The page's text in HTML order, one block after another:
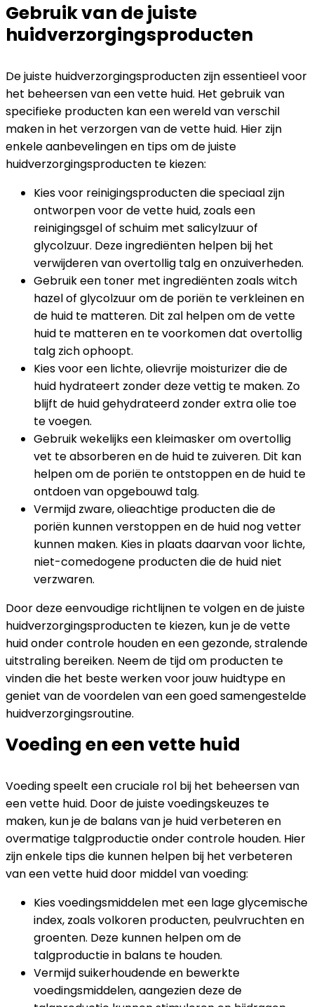
Gebruik van de juiste
huidverzorgingsproducten
De juiste huidverzorgingsproducten zijn essentieel voor
het beheersen van een vette huid. Het gebruik van
specifieke producten kan een wereld van verschil
maken in het verzorgen van de vette huid. Hier zijn
enkele aanbevelingen en tips om de juiste
huidverzorgingsproducten te kiezen:
Kies voor reinigingsproducten die speciaal zijn
ontworpen voor de vette huid, zoals een
reinigingsgel of schuim met salicylzuur of
glycolzuur. Deze ingrediënten helpen bij het
verwijderen van overtollig talg en onzuiverheden.
Gebruik een toner met ingrediënten zoals witch
hazel of glycolzuur om de poriën te verkleinen en
de huid te matteren. Dit zal helpen om de vette
huid te matteren en te voorkomen dat overtollig
talg zich ophoopt.
Kies voor een lichte, olievrije moisturizer die de
huid hydrateert zonder deze vettig te maken. Zo
blijft de huid gehydrateerd zonder extra olie toe
te voegen.
Gebruik wekelijks een kleimasker om overtollig
vet te absorberen en de huid te zuiveren. Dit kan
helpen om de poriën te ontstoppen en de huid te
ontdoen van opgebouwd talg.
Vermijd zware, olieachtige producten die de
poriën kunnen verstoppen en de huid nog vetter
kunnen maken. Kies in plaats daarvan voor lichte,
niet-comedogene producten die de huid niet
verzwaren.
Door deze eenvoudige richtlijnen te volgen en de juiste
huidverzorgingsproducten te kiezen, kun je de vette
huid onder controle houden en een gezonde, stralende
uitstraling bereiken. Neem de tijd om producten te
vinden die het beste werken voor jouw huidtype en
geniet van de voordelen van een goed samengestelde
huidverzorgingsroutine.
Voeding en een vette huid
Voeding speelt een cruciale rol bij het beheersen van
een vette huid. Door de juiste voedingskeuzes te
maken, kun je de balans van je huid verbeteren en
overmatige talgproductie onder controle houden. Hier
zijn enkele tips die kunnen helpen bij het verbeteren
van een vette huid door middel van voeding:
Kies voedingsmiddelen met een lage glycemische
index, zoals volkoren producten, peulvruchten en
groenten. Deze kunnen helpen om de
talgproductie in balans te houden.
Vermijd suikerhoudende en bewerkte
voedingsmiddelen, aangezien deze de